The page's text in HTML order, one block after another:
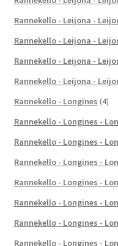
Rannekello - Leijona -
Rannekello - Leijona -
Rannekello - Leijona -
Rannekello - Leijona -
Rannekello - Longines (4)
Rannekello - Longines -
Rannekello - Longines -
Rannekello - Longines -
Rannekello - Longines -
Rannekello - Longines -
Rannekello - Longines -
Rannekello - Longines -